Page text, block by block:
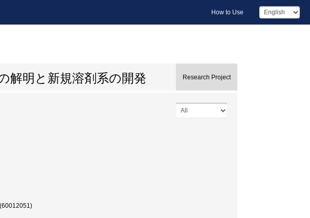
How to Use
解明と新規溶剤系の開発 Research Project